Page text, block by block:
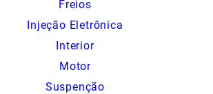
Freios
Injeção Eletrônica
Interior
Motor
Suspenção